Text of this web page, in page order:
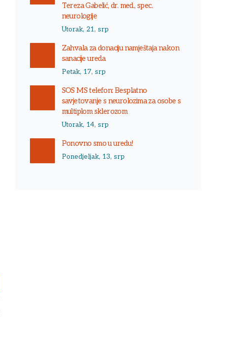
Tereza Gabelić, dr. med., spec.
neurologije
Utorak, 21, srp
Zahvala za donaciju namještaja nakon
sanacije ureda
Petak, 17, srp
SOS MS telefon: Besplatno
savjetovanje s neurolozima za osobe s
multiplom sklerozom
Utorak, 14, srp
Ponovno smo u uredu!
Ponedjeljak, 13, srp